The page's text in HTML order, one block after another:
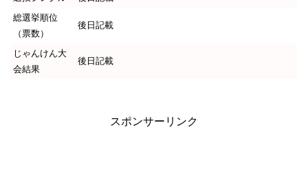
総選挙順位
（票数）
後日記載
じゃんけん大
会結果
後日記載
スポンサーリンク